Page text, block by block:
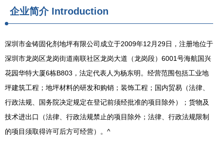
企业简介Introduction
深圳市金铸固化剂地坪有限公司成立于2009年12月29日，注册地位于
深圳市龙岗区龙岗街道南联社区龙岗大道（龙岗段）6001号海航国兴
花园华特大厦6栋B803，法定代表人为杨东明。经营范围包括工业地
坪建筑工程；地坪材料的研发和购销；装饰工程；国内贸易（法律、
行政法规、国务院决定规定在登记前须经批准的项目除外）；货物及
技术进出口（法律、行政法规禁止的项目除外；法律、行政法规限制
的项目须取得许可后方可经营）。^